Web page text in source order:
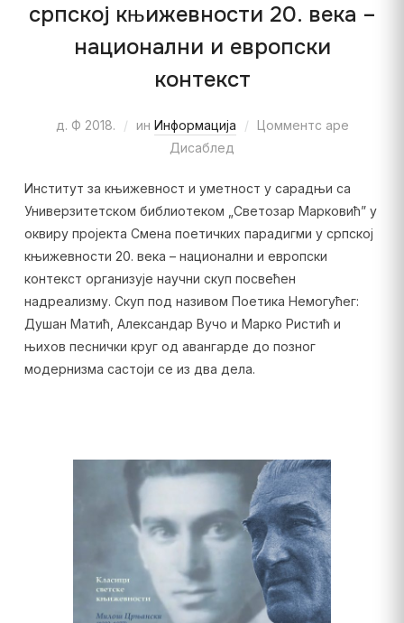
српској књижевности 20. века –
национални и европски
контекст
д. Ф 2018. ин Информација
Цомментс аре
Дисаблед
Институт за књижевност и уметност у сарадњи са
Универзитетском библиотеком „Светозар Марковић” у
оквиру пројекта Смена поетичких парадигми у српској
књижевности 20. века – национални и европски
контекст организује научни скуп посвећен
надреализму. Скуп под називом Поетика Немогућег:
Душан Матић, Александар Вучо и Марко Ристић и
њихов песнички круг од авангарде до позног
модернизма састоји се из два дела.